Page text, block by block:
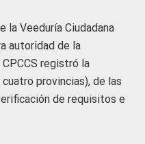
la Veeduría Ciudadana
autoridad de la
registró la
provincias), de las
de requisitos e